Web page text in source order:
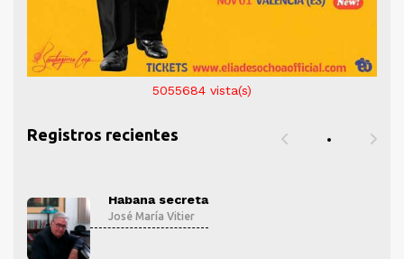
5055684 vista(s)
Registros recientes
Habana secreta
José María Vitier